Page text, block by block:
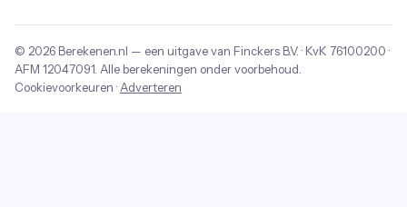
© 2026 Berekenen.nl — een uitgave van Finckers B.V. · KvK 76100200 ·
AFM 12047091 . Alle berekeningen onder voorbehoud.
Cookievoorkeuren · Adverteren